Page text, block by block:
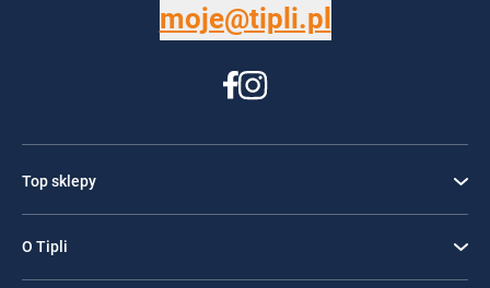
moje@tipli.pl
Top sklepy
O Tipli